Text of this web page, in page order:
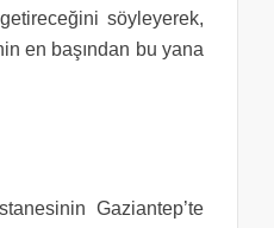
söyleyerek,
en başından bu yana
Gaziantep’te